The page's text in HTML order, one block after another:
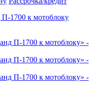
1700 к мотоблоку